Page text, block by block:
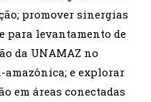
promover sinergias
para levantamento de
da UNAMAZ no
e explorar
em áreas conectadas